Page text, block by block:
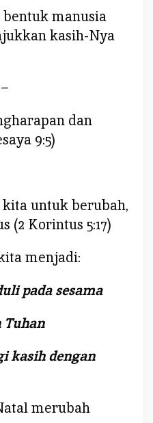
manusia
kasih-Nya
–
dan
9:5)
untuk berubah,
(2 Korintus 5:17)
menjadi:
pada sesama
Tuhan
kasih dengan
merubah